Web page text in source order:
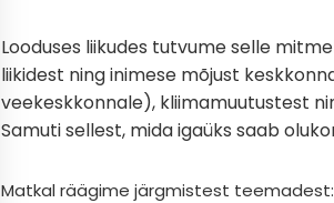
Looduses liikudes tutvume selle
liikidest ning inimese mõjust
veekeskkonnale), kliimamuutustest
Samuti sellest, mida igaüks saab
Matkal räägime järgmistest teemadest: